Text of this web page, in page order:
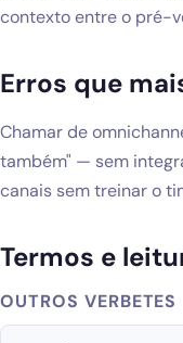
contexto entre o pré-
Erros que
Chamar de
também" — sem
canais sem treinar o
Termos e
OUTROS VERBETES